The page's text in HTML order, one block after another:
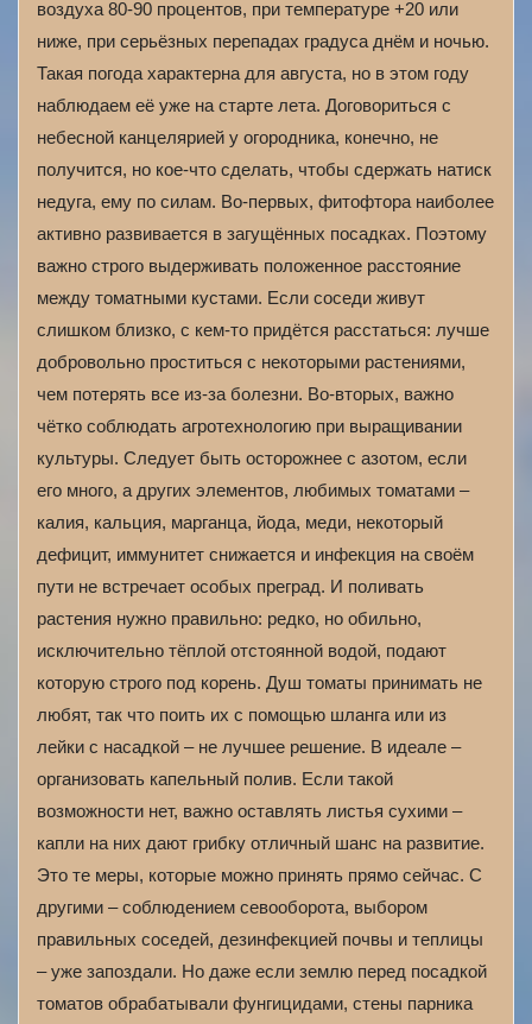
воздуха 80-90 процентов, при температуре +20 или
ниже, при серьёзных перепадах градуса днём и ночью.
Такая погода характерна для августа, но в этом году
наблюдаем её уже на старте лета. Договориться с
небесной канцелярией у огородника, конечно, не
получится, но кое-что сделать, чтобы сдержать натиск
недуга, ему по силам. Во-первых, фитофтора наиболее
активно развивается в загущённых посадках. Поэтому
важно строго выдерживать положенное расстояние
между томатными кустами. Если соседи живут
слишком близко, с кем-то придётся расстаться: лучше
добровольно проститься с некоторыми растениями,
чем потерять все из-за болезни. Во-вторых, важно
чётко соблюдать агротехнологию при выращивании
культуры. Следует быть осторожнее с азотом, если
его много, а других элементов, любимых томатами –
калия, кальция, марганца, йода, меди, некоторый
дефицит, иммунитет снижается и инфекция на своём
пути не встречает особых преград. И поливать
растения нужно правильно: редко, но обильно,
исключительно тёплой отстоянной водой, подают
которую строго под корень. Душ томаты принимать не
любят, так что поить их с помощью шланга или из
лейки с насадкой – не лучшее решение. В идеале –
организовать капельный полив. Если такой
возможности нет, важно оставлять листья сухими –
капли на них дают грибку отличный шанс на развитие.
Это те меры, которые можно принять прямо сейчас. С
другими – соблюдением севооборота, выбором
правильных соседей, дезинфекцией почвы и теплицы
– уже запоздали. Но даже если землю перед посадкой
томатов обрабатывали фунгицидами, стены парника